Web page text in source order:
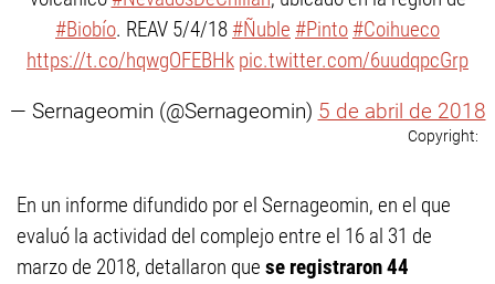
#Biobío. REAV 5/4/18 #Ñuble #Pinto #Coihueco
https://t.co/hqwgOFEBHk pic.twitter.com/6uudqpcGrp
— Sernageomin (@Sernageomin) 5 de abril de 2018
En un informe difundido por el Sernageomin, en el que
evaluó la actividad del complejo entre el 16 al 31 de
marzo de 2018, detallaron que se registraron 44